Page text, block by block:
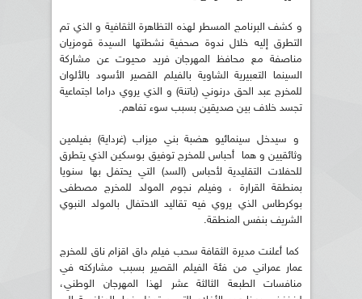
و كشف البرنامج المسطر لهذه التظاهرة الثقافية و الذي تم
التطرق إليه خلال ندوة صحفية نشطتها السيدة قومزيان
مناصفة مع محافظ المهرجان فريد محيوت عن مشاركة
السينما التعبيرية الشاوية بالفيلم القصير الأسود بالألوان
للمخرج عبد الحق درنوني (باتنة) و الذي يروي دراما اجتماعية
تجسد خلاف بين صديقين بسبب سوء تفاهم.
و سيدخل سينمائيو هضبة بني ميزاب (غرداية) بفيلمين
وثائقيين و هما أحباس للمخرج توفيق بوسكين الذي يتطرق
للحفلات التقليدية لأحباس (السد) التي يحتفل بها سنويا
بمنطقة القرارة ، وفيلم نجوم المولد للمخرج مصطفى
بوكرطاس الذي يروي فيه تقاليد الاحتفال بالمولد النبوي
الشريف بنفس المنطقة.
كما أعلنت مديرة الثقافة سحب فيلم داق اقزام ناق للمخرج
عمار عمراني من فئة الفيلم القصير بسبب مشاركته في
منافسات الطبعة الثالثة عشر لهذا المهرجان الوطني،